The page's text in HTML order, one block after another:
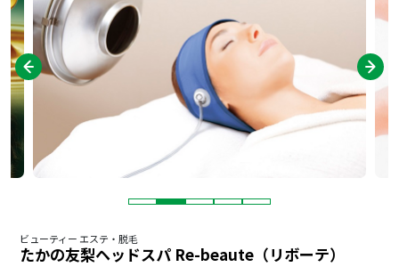
ビューティー エステ・脱毛
たかの友梨ヘッドスパ Re-beaute（リボーテ）